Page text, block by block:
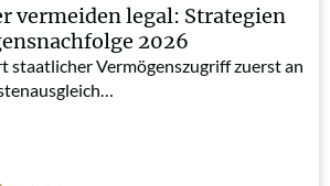
vermeiden legal: Strategien
2026
staatlicher Vermögenszugriff zuerst an